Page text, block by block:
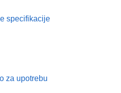
specifikacije
za upotrebu